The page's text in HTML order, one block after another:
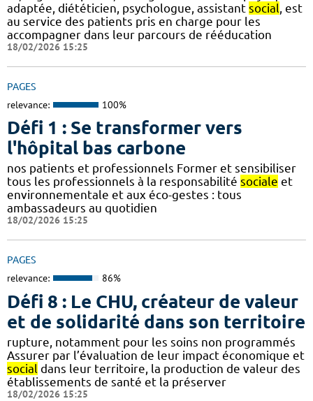
adaptée, diététicien, psychologue, assistant social , est
au service des patients pris en charge pour les
accompagner dans leur parcours de rééducation
18/02/2026 15:25
PAGES
relevance: 100%
Défi 1 : Se transformer vers
l'hôpital bas carbone
nos patients et professionnels Former et sensibiliser
tous les professionnels à la responsabilité sociale et
environnementale et aux éco-gestes : tous
ambassadeurs au quotidien
18/02/2026 15:25
PAGES
relevance: 86%
Défi 8 : Le CHU, créateur de valeur
et de solidarité dans son territoire
rupture, notamment pour les soins non programmés
Assurer par l’évaluation de leur impact économique et
social dans leur territoire, la production de valeur des
établissements de santé et la préserver
18/02/2026 15:25